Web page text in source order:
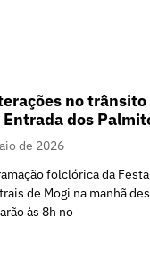
no
Entrada dos
de 2026
folclórica da
de Mogi na manhã
às 8h no